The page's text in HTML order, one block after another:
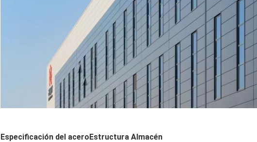
Especificación del aceroEstructura Almacén